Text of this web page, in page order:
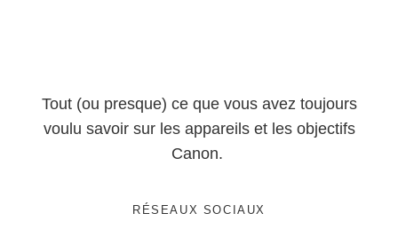
Tout (ou presque) ce que vous avez toujours
voulu savoir sur les appareils et les objectifs
Canon.
RÉSEAUX SOCIAUX